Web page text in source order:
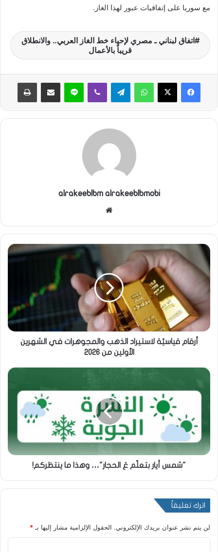
مع سوريا على إتفاقيات عبور لهذا الغاز.
اتفاق لبناني ـ مصري لإحياء خط الغاز العربي.. والانطلاق
قريباً بالأعمال
واتساب تيلقرام ڤايبر لاين مشاركة عبر البريد طباعة
alrakeeblbm alrakeeblbmobi
أرقام قياسيّة لاستيراد الذهب والمجوهرات في الشهرين
الأولين من 2026
"شمس أيار بتعلّم عَ الحجار"… وهذا ما ينتظركم!
اترك تعليقاً
لن يتم نشر عنوان بريدك الإلكتروني. الحقول الإلزامية مشار إليها بـ *